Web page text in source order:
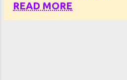
READ MORE